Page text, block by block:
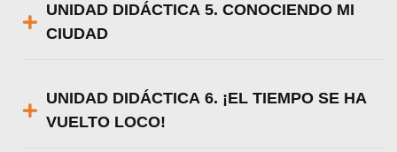
UNIDAD DIDÁCTICA 5. CONOCIENDO MI
CIUDAD
UNIDAD DIDÁCTICA 6. ¡EL TIEMPO SE HA
VUELTO LOCO!